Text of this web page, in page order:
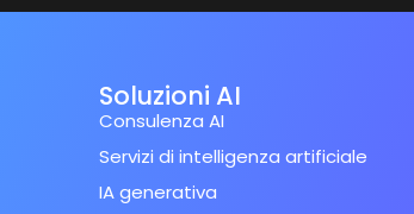
Soluzioni AI
Consulenza AI
Servizi di intelligenza artificiale
IA generativa